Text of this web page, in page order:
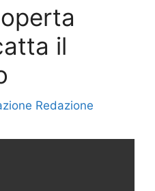
il
Redazione